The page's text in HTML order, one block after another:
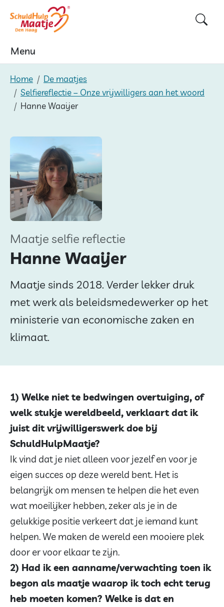
Menu
Home
De maatjes
Selfiereflectie – Onze vrijwilligers aan het woord
Hanne Waaijer
Maatje selfie reflectie
Hanne Waaijer
Maatje sinds 2018. Verder lekker druk
met werk als beleidsmedewerker op het
ministerie van economische zaken en
klimaat.
1) Welke niet te bedwingen overtuiging, of
welk stukje wereldbeeld, verklaart dat ik
juist dit vrijwilligerswerk doe bij
SchuldHulpMaatje?
Ik vind dat je niet alleen voor jezelf en voor je
eigen succes op deze wereld bent. Het is
belangrijk om mensen te helpen die het even
wat moeilijker hebben, zeker als je in de
gelukkige positie verkeert dat je iemand kunt
helpen. We maken de wereld een mooiere plek
door er voor elkaar te zijn.
2) Had ik een aanname/verwachting toen ik
begon als maatje waarop ik toch echt terug
heb moeten komen? Welke is dat en